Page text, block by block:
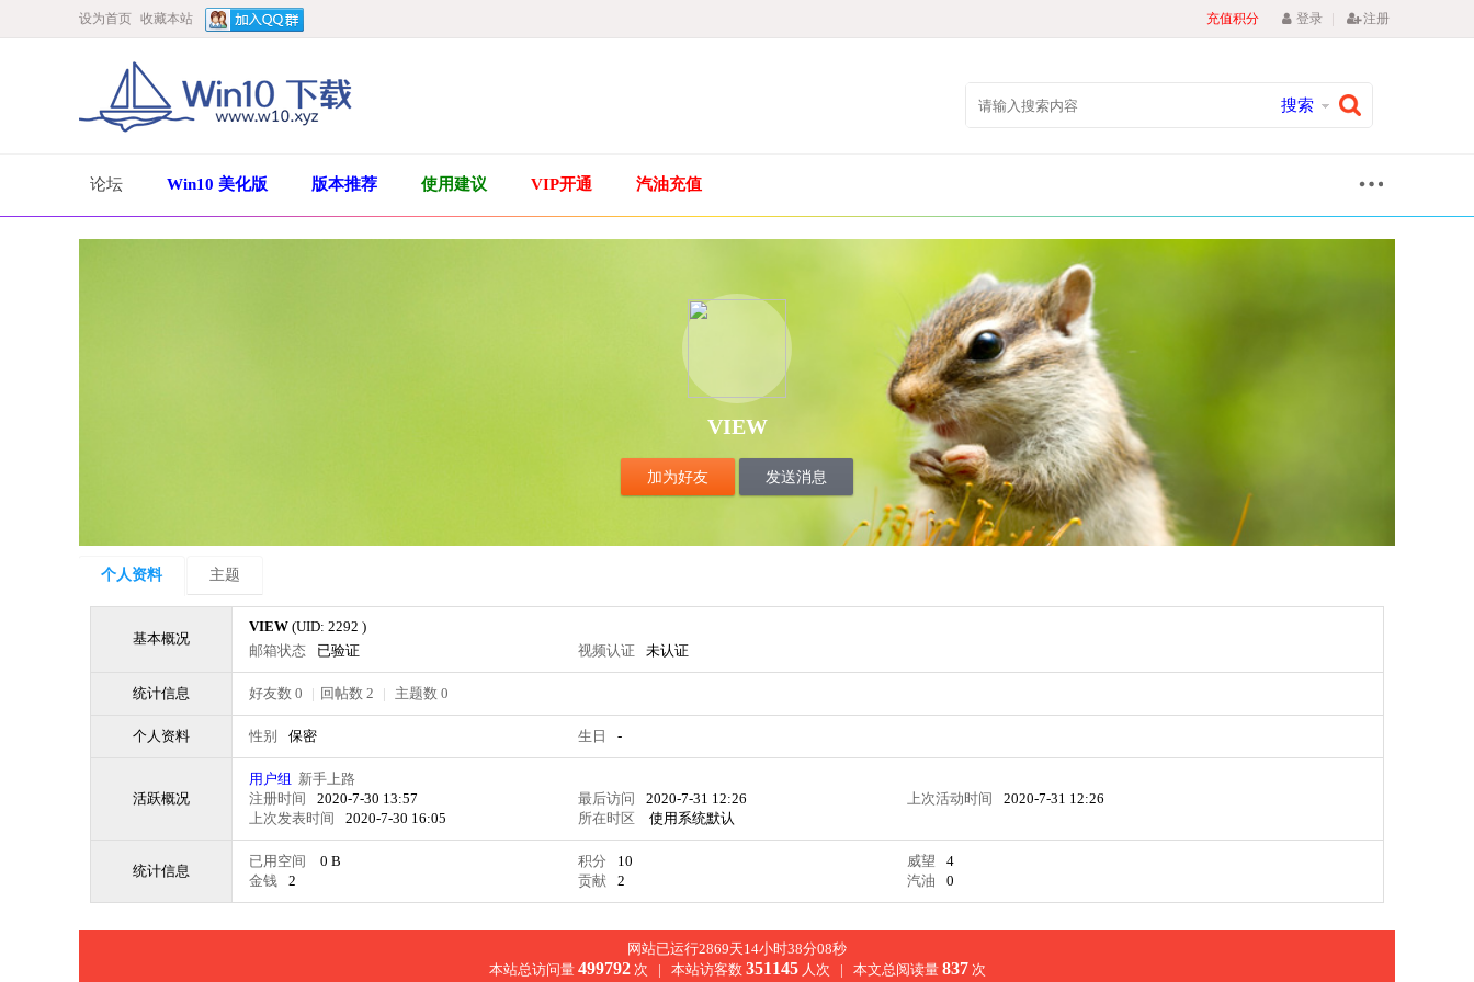
设为首页 收藏本站 充值积分 登录 | 注册
搜索
论坛 Win10 美化版 版本推荐 使用建议 VIP开通 汽油充值
VIEW
加为好友 发送消息
个人资料 主题
基本概况
VIEW (UID: 2292 )
邮箱状态
已验证 视频认证 未认证
统计信息 好友数 0 | 回帖数 2 | 主题数 0
个人资料 性别 保密 生日 -
活跃概况
用户组 新手上路
注册时间
2020-7-30 13:57 最后访问 2020-7-31 12:26 上次活动时间
2020-7-31 12:26
上次发表时间
2020-7-30 16:05 所在时区 使用系统默认
统计信息
已用空间 0 B 积分 10 威望
4
金钱
2 贡献 2 汽油 0
网站已运行2869天14小时38分08秒
本站总访问量 499792次 | 本站访客数 351145人次 | 本文总阅读量 837次